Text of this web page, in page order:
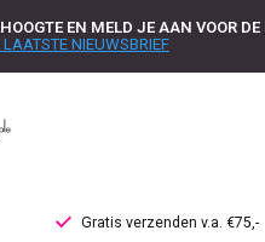
EN MELD JE AAN VOOR
LAATSTE NIEUWSBRIEF
Gratis verzenden v.a. €75,-